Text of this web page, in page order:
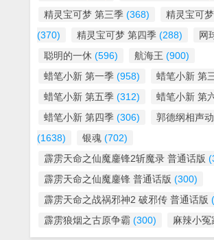
精灵宝可梦 第三季 (368)
精灵宝可
(370)
精灵宝可梦 第四季 (288) 网
聪明的一休 (596) 航海王 (900)
蜡笔小新 第一季 (958) 蜡笔小新 第
蜡笔小新 第五季 (312) 蜡笔小新 第
蜡笔小新 第四季 (306)
郭德纲相声
(1638)
银魂 (702)
霹雳天命之仙魔鏖锋2斩魔录 普通话版
霹雳天命之仙魔鏖锋 普通话版 (300)
霹雳天命之战祸邪神2 破邪传 普通话版
霹雳狼烟之古原争霸 (300) 麻辣小冤